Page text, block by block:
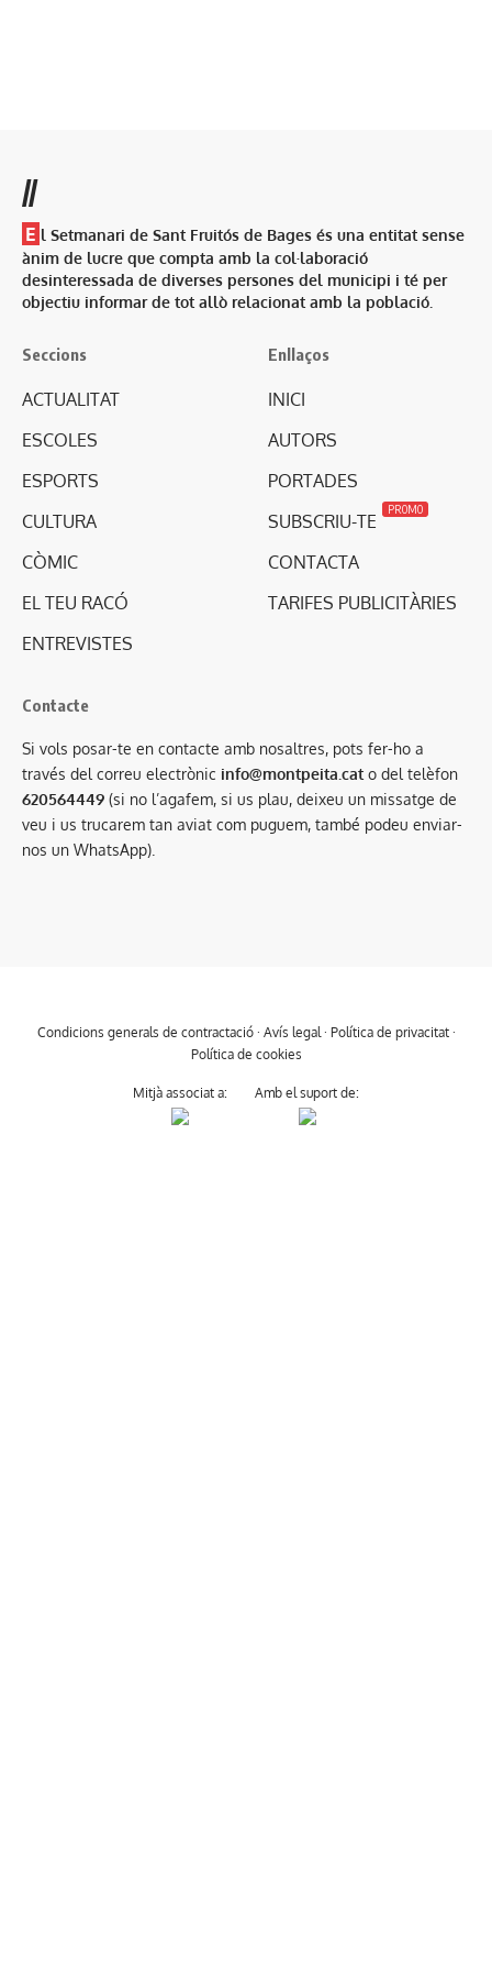
//
E l Setmanari de Sant Fruitós de Bages és una entitat sense
ànim de lucre que compta amb la col·laboració
desinteressada de diverses persones del municipi i té per
objectiu informar de tot allò relacionat amb la població.
Seccions
ACTUALITAT
ESCOLES
ESPORTS
CULTURA
CÒMIC
EL TEU RACÓ
ENTREVISTES
Enllaços
INICI
AUTORS
PORTADES
SUBSCRIU-TE
PROMO
CONTACTA
TARIFES PUBLICITÀRIES
Contacte
Si vols posar-te en contacte amb nosaltres, pots fer-ho a
través del correu electrònic info@montpeita.cat o del telèfon
620564449 (si no l’agafem, si us plau, deixeu un missatge de
veu i us trucarem tan aviat com puguem, també podeu enviar-
nos un WhatsApp).
Condicions generals de contractació· Avís legal· Política de privacitat·
Política de cookies
Mitjà associat a: Amb el suport de: